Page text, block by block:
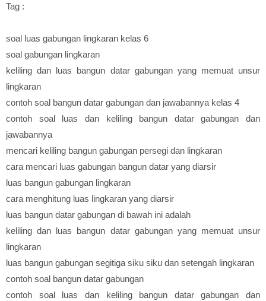
Tag :
soal luas gabungan lingkaran kelas 6
soal gabungan lingkaran
keliling dan luas bangun datar gabungan yang memuat unsur
lingkaran
contoh soal bangun datar gabungan dan jawabannya kelas 4
contoh soal luas dan keliling bangun datar gabungan dan
jawabannya
mencari keliling bangun gabungan persegi dan lingkaran
cara mencari luas gabungan bangun datar yang diarsir
luas bangun gabungan lingkaran
cara menghitung luas lingkaran yang diarsir
luas bangun datar gabungan di bawah ini adalah
keliling dan luas bangun datar gabungan yang memuat unsur
lingkaran
luas bangun gabungan segitiga siku siku dan setengah lingkaran
contoh soal bangun datar gabungan
contoh soal luas dan keliling bangun datar gabungan dan